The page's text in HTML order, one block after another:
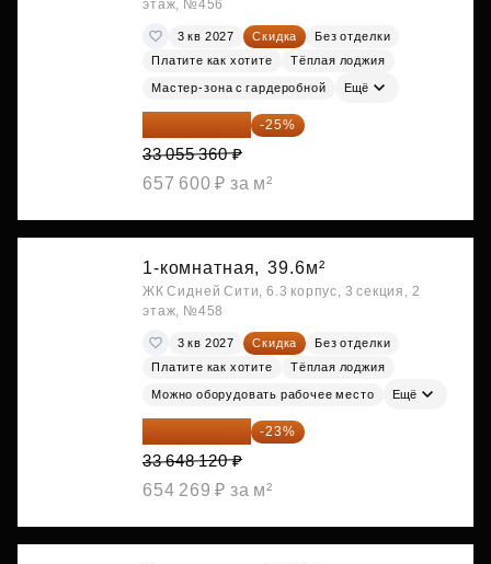
этаж, №456
3 кв 2027 Скидка
Без отделки
Платите как хотите
Тёплая лоджия
Мастер-зона с гардеробной Ещё
24 791 520 ₽ -25%
33 055 360 ₽
657 600 ₽ за м²
1-комнатная, 39.6м²
ЖК Сидней Сити, 6.3 корпус, 3 секция, 2
этаж, №458
3 кв 2027 Скидка
Без отделки
Платите как хотите
Тёплая лоджия
Можно оборудовать рабочее место Ещё
25 909 052 ₽ -23%
33 648 120 ₽
654 269 ₽ за м²